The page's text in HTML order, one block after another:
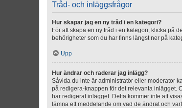
Tråd- och inläggsfrågor
Hur skapar jag en ny tråd i en kategori?
För att skapa en ny tråd i en kategori, klicka på
behörigheter som du har finns längst ner på
Upp
Hur ändrar och raderar jag inlägg?
Såvida du inte är administratör eller moderator
på redigera-knappen för det relevanta inlägget.
har redigerat inlägget. Detta kommer inte att
lämna ett meddelande om vad de ändrat och